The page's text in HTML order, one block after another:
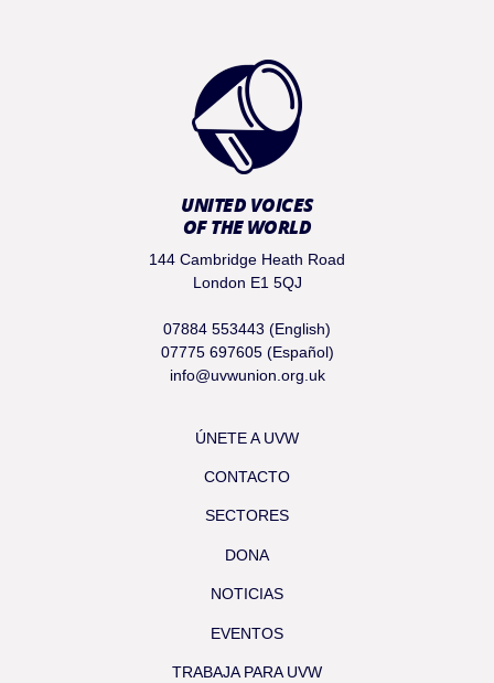
UNITED VOICES
OF THE WORLD
144 Cambridge Heath Road
London E1 5QJ
07884 553443 (English)
07775 697605 (Español)
info@uvwunion.org.uk
ÚNETE A UVW
CONTACTO
SECTORES
DONA
NOTICIAS
EVENTOS
TRABAJA PARA UVW